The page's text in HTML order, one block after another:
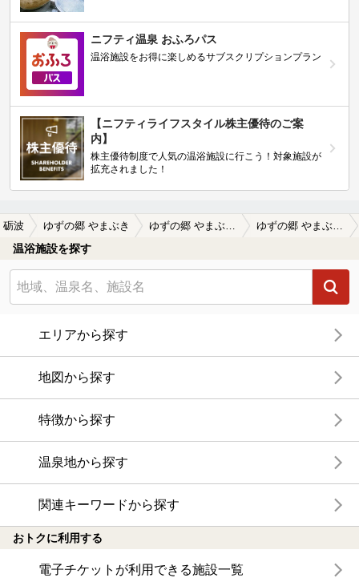
ニフティ温泉 おふろパス
温浴施設をお得に楽しめるサブスクリプションプラン
【ニフティライフスタイル株主優待のご案
内】
株主優待制度で人気の温浴施設に行こう！対象施設が
拡充されました！
砺波 ゆずの郷 やまぶき ゆずの郷 やまぶきの口コミ一覧 ゆずの郷 やまぶきの口コミ 温泉は肌触りが柔らかく、いつまでも体が…
温浴施設を探す
エリアから探す
地図から探す
特徴から探す
温泉地から探す
関連キーワードから探す
おトクに利用する
電子チケットが利用できる施設一覧